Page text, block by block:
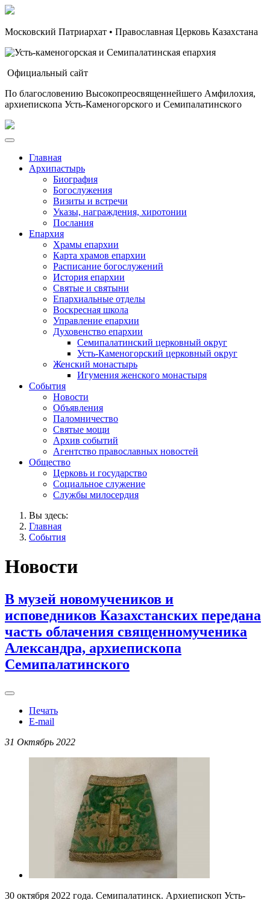
Московский Патриархат • Православная Церковь Казахстана
Официальный сайт
По благословению Высокопреосвященнейшего Амфилохия,
архиепископа Усть-Каменогорского и Семипалатинского
Главная
Архипастырь
Биография
Богослужения
Визиты и встречи
Указы, награждения, хиротонии
Послания
Епархия
Храмы епархии
Карта храмов епархии
Расписание богослужений
История епархии
Святые и святыни
Епархиальные отделы
Воскресная школа
Управление епархии
Духовенство епархии
Семипалатинский церковный округ
Усть-Каменогорский церковный округ
Женский монастырь
Игумения женского монастыря
События
Новости
Объявления
Паломничество
Святые мощи
Архив событий
Агентство православных новостей
Общество
Церковь и государство
Социальное служение
Службы милосердия
Вы здесь:
Главная
События
Новости
В музей новомучеников и
исповедников Казахстанских передана
часть облачения священномученика
Александра, архиепископа
Семипалатинского
Печать
E-mail
31 Октябрь 2022
30 октября 2022 года. Семипалатинск. Архиепископ Усть-